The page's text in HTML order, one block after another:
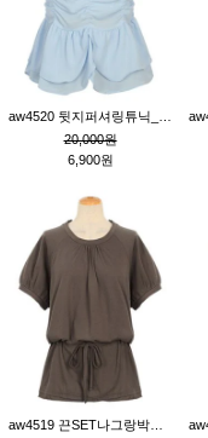
20,000원
6,900원